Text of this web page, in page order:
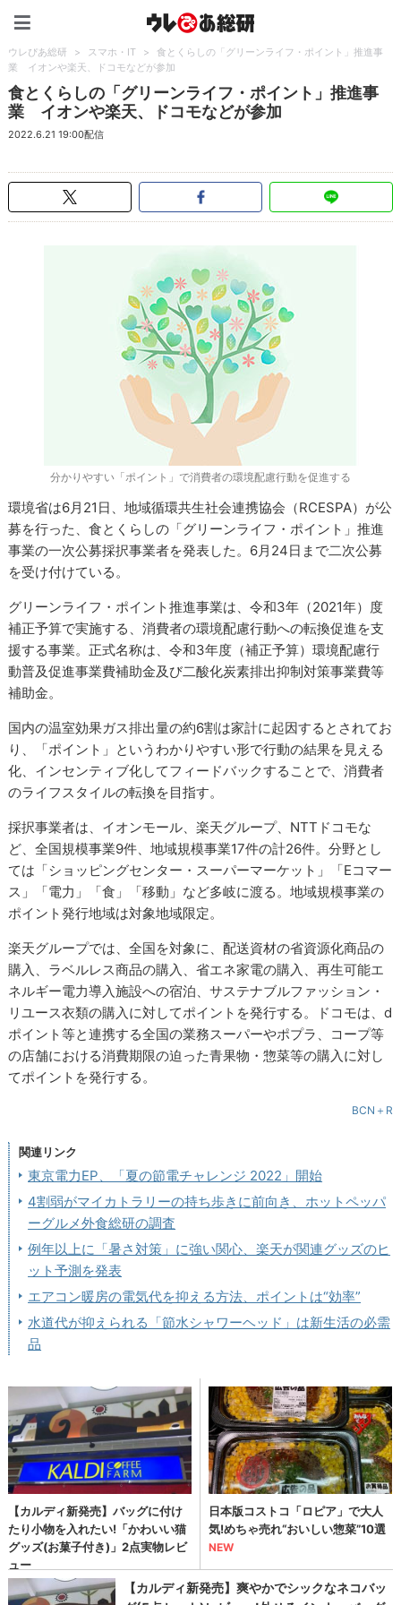
ウレぴあ総研 > スマホ・IT >
食とくらしの「グリーンライフ・ポイント」推進事
業 イオンや楽天、ドコモなどが参加
食とくらしの「グリーンライフ・ポイント」推進事
業 イオンや楽天、ドコモなどが参加
2022.6.21 19:00配信
分かりやすい「ポイント」で消費者の環境配慮行動を促進する
環境省は6月21日、地域循環共生社会連携協会（RCESPA）が公
募を行った、食とくらしの「グリーンライフ・ポイント」推進
事業の一次公募採択事業者を発表した。6月24日まで二次公募
を受け付けている。
グリーンライフ・ポイント推進事業は、令和3年（2021年）度
補正予算で実施する、消費者の環境配慮行動への転換促進を支
援する事業。正式名称は、令和3年度（補正予算）環境配慮行
動普及促進事業費補助金及び二酸化炭素排出抑制対策事業費等
補助金。
国内の温室効果ガス排出量の約6割は家計に起因するとされてお
り、「ポイント」というわかりやすい形で行動の結果を見える
化、インセンティブ化してフィードバックすることで、消費者
のライフスタイルの転換を目指す。
採択事業者は、イオンモール、楽天グループ、NTTドコモな
ど、全国規模事業9件、地域規模事業17件の計26件。分野とし
ては「ショッピングセンター・スーパーマーケット」「Eコマー
ス」「電力」「食」「移動」など多岐に渡る。地域規模事業の
ポイント発行地域は対象地域限定。
楽天グループでは、全国を対象に、配送資材の省資源化商品の
購入、ラベルレス商品の購入、省エネ家電の購入、再生可能エ
ネルギー電力導入施設への宿泊、サステナブルファッション・
リユース衣類の購入に対してポイントを発行する。ドコモは、d
ポイント等と連携する全国の業務スーパーやポプラ、コープ等
の店舗における消費期限の迫った青果物・惣菜等の購入に対し
てポイントを発行する。
BCN＋R
関連リンク
東京電力EP、「夏の節電チャレンジ 2022」開始
4割弱がマイカトラリーの持ち歩きに前向き、ホットペッパ
ーグルメ外食総研の調査
例年以上に「暑さ対策」に強い関心、楽天が関連グッズのヒ
ット予測を発表
エアコン暖房の電気代を抑える方法、ポイントは“効率”
水道代が抑えられる「節水シャワーヘッド」は新生活の必需
品